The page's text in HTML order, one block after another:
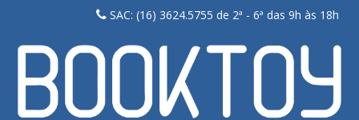
SAC: (16) 3624.5755 de 2ª - 6ª das 9h às 18h